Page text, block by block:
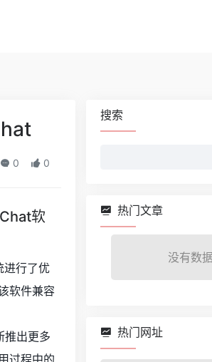
0 0
软
行了优
软件兼容
推出更多
过程中的
搜索
热门文章
没有数据
热门网址